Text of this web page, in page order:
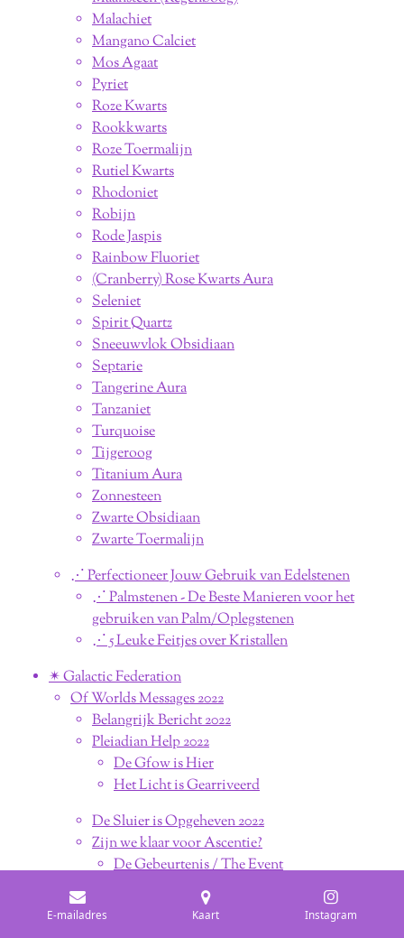
Malachiet
Mangano Calciet
Mos Agaat
Pyriet
Roze Kwarts
Rookkwarts
Roze Toermalijn
Rutiel Kwarts
Rhodoniet
Robijn
Rode Jaspis
Rainbow Fluoriet
(Cranberry) Rose Kwarts Aura
Seleniet
Spirit Quartz
Sneeuwvlok Obsidiaan
Septarie
Tangerine Aura
Tanzaniet
Turquoise
Tijgeroog
Titanium Aura
Zonnesteen
Zwarte Obsidiaan
Zwarte Toermalijn
⋰ Perfectioneer Jouw Gebruik van Edelstenen
⋰ Palmstenen - De Beste Manieren voor het
gebruiken van Palm/Oplegstenen
⋰ 5 Leuke Feitjes over Kristallen
✴︎ Galactic Federation
Of Worlds Messages 2022
Belangrijk Bericht 2022
Pleiadian Help 2022
De Gfow is Hier
Het Licht is Gearriveerd
De Sluier is Opgeheven 2022
Zijn we klaar voor Ascentie?
De Gebeurtenis / The Event
The Event is om de Hoek
De Laatste Fase van de Shift
E-mailadres Kaart Instagram